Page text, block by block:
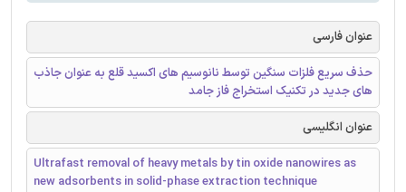
عنوان فارسی
حذف سریع فلزات سنگین توسط نانوسیم های اکسید قلع به عنوان جاذب
های جدید در تکنیک استخراج فاز جامد
عنوان انگلیسی
Ultrafast removal of heavy metals by tin oxide nanowires as
new adsorbents in solid-phase extraction technique